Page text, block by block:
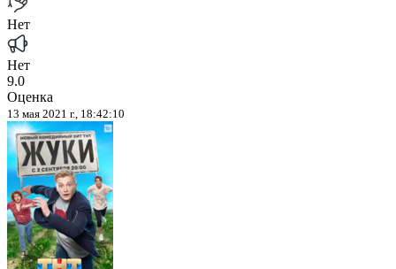
Нет
Нет
9.0
Оценка
13 мая 2021 г., 18:42:10